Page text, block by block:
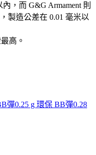
，而 G&G Armament 則
製造公差在 0.01 毫米以
高。
彈0.25 g 環保 BB彈0.28